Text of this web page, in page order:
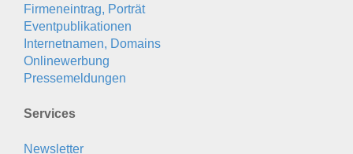
Firmeneintrag, Porträt
Eventpublikationen
Internetnamen, Domains
Onlinewerbung
Pressemeldungen
Services
Newsletter